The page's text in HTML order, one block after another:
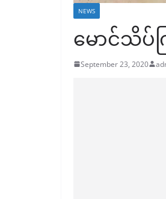
NEWS
မောင်သိပ်
September 23, 2020